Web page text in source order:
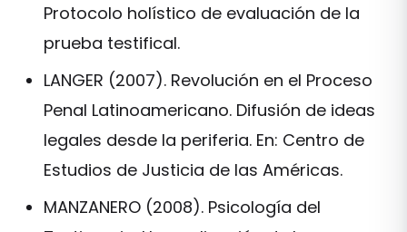
Protocolo holístico de evaluación de la
prueba testifical.
LANGER (2007). Revolución en el Proceso
Penal Latinoamericano. Difusión de ideas
legales desde la periferia. En: Centro de
Estudios de Justicia de las Américas.
MANZANERO (2008). Psicología del